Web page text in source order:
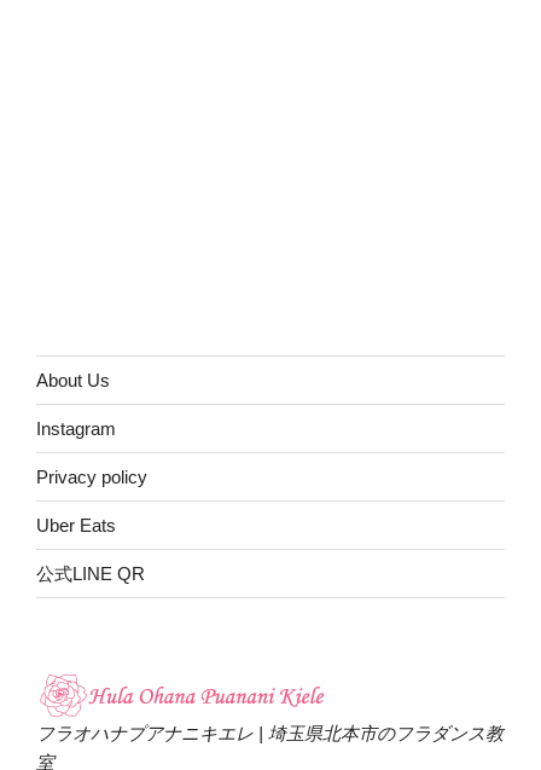
About Us
Instagram
Privacy policy
Uber Eats
公式LINE QR
フラオハナプアナニキエレ | 埼玉県北本市のフラダンス教
室